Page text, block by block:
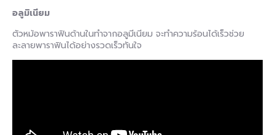
อลูมิเนียม
ตัวหม้อพาราฟินด้านในทำจากอลูมีเนียม จะทำความร้อนได้เร็วช่วย
ละลายพาราฟินได้อย่างรวดเร็วทันใจ